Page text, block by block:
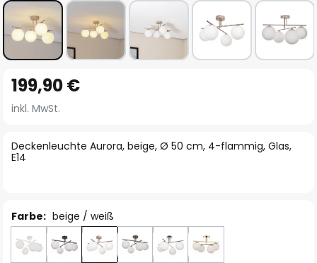
Anfang
der
springen
Deckenleuchte Aurora, beige, Ø 50 cm, 4-flammig, Glas,
E14
199,90 €
inkl. MwSt.
Farbe: beige / weiß